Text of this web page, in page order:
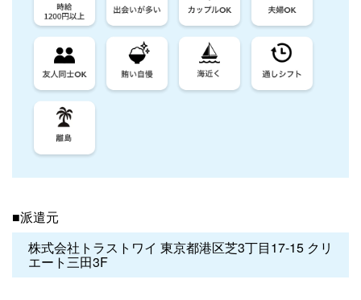
■派遣元
株式会社トラストワイ 東京都港区芝3丁目17-15 クリ
エート三田3F